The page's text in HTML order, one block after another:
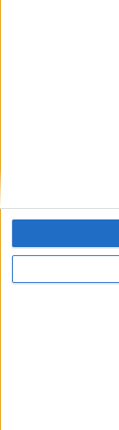
Grupo Faro
Aviso legal –
Política de privacidad